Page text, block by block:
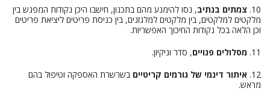
10. צמתים בנתיב, נסו להימנע מהם בתכנון, חישבו היכן נקודות המפגש בין
מלקטים למלקטים, בין מלקטים למלגזנים, בין כניסת פריטים ליציאת פריטים
וכן הלאה בכל נקודות החיכוך האפשריות.
11. מסלולים פנויים, סדר וניקיון.
12. איתור דינמי של גורמים קריטיים בשרשרת האספקה וטיפול בהם
מראש.